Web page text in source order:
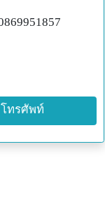
โทรศัพท์